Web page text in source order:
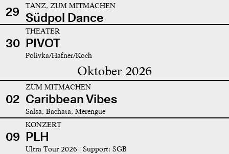
29 TANZ, ZUM MITMACHEN
Südpol Dance
30
THEATER
PIVOT
Polivka/Hafner/Koch
Oktober 2026
02
ZUM MITMACHEN
Caribbean Vibes
Salsa, Bachata, Merengue
09
KONZERT
PLH
Ultra Tour 2026 | Support: SGB